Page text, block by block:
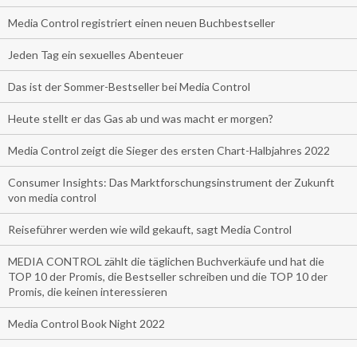
Media Control registriert einen neuen Buchbestseller
Jeden Tag ein sexuelles Abenteuer
Das ist der Sommer-Bestseller bei Media Control
Heute stellt er das Gas ab und was macht er morgen?
Media Control zeigt die Sieger des ersten Chart-Halbjahres 2022
Consumer Insights: Das Marktforschungsinstrument der Zukunft
von media control
Reiseführer werden wie wild gekauft, sagt Media Control
MEDIA CONTROL zählt die täglichen Buchverkäufe und hat die
TOP 10 der Promis, die Bestseller schreiben und die TOP 10 der
Promis, die keinen interessieren
Media Control Book Night 2022